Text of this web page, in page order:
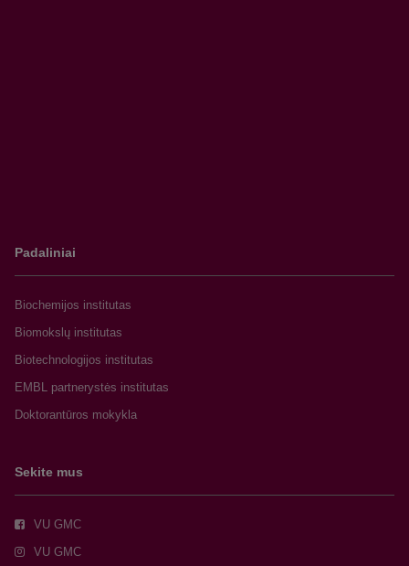
Padaliniai
Biochemijos institutas
Biomokslų institutas
Biotechnologijos institutas
EMBL partnerystės institutas
Doktorantūros mokykla
Sekite mus
VU GMC
VU GMC